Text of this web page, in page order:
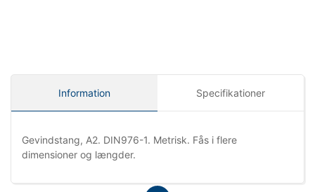
Information Specifikationer
Gevindstang, A2. DIN976-1. Metrisk. Fås i flere
dimensioner og længder.